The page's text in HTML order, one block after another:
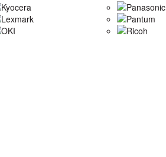
Kyocera
Lexmark
OKI
Panasonic
Pantum
Ricoh